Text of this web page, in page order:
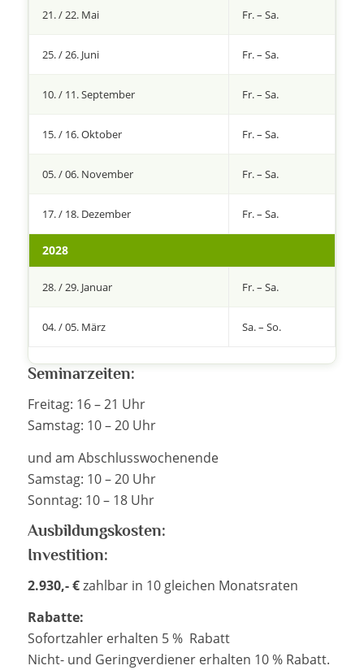
21. / 22. Mai Fr. – Sa.
25. / 26. Juni Fr. – Sa.
10. / 11. September Fr. – Sa.
15. / 16. Oktober Fr. – Sa.
05. / 06. November Fr. – Sa.
17. / 18. Dezember Fr. – Sa.
2028
28. / 29. Januar Fr. – Sa.
04. / 05. März Sa. – So.
Seminarzeiten:
Freitag: 16 – 21 Uhr
Samstag: 10 – 20 Uhr
und am Abschlusswochenende
Samstag: 10 – 20 Uhr
Sonntag: 10 – 18 Uhr
Ausbildungskosten:
Investition:
2.930,- €zahlbar in 10 gleichen Monatsraten
Rabatte:
Sofortzahler erhalten 5 % Rabatt
Nicht- und Geringverdiener erhalten 10 % Rabatt.